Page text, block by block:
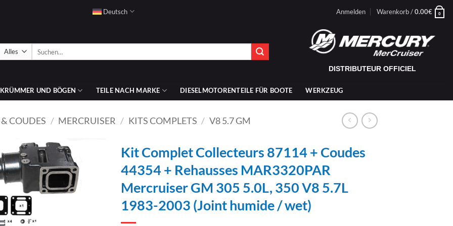
Deutsch Anmelden Warenkorb /0.00€ 0
DISTRIBUTEUR OFFICIEL
UND BÖGEN TEILE NACH MARKE DIESELMOTORENTEILE FÜR BOOTE WERKZEUG
COUDES / MERCRUISER / KITS COMPLETS / V8 5.7 GM
AJOUTER
À LA
LISTE
Kit Complet Collecteurs 87114 + Coudes
44354 + Rehausses MAR3320PAR
Mercruiser GM 305 5.0L, 350 V8 5.7L
1983-2003 (Joint humide / wet)